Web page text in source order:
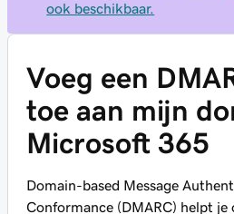
ook beschikbaar.
Voeg een
toe aan mijn
Microsoft 365
Domain-based Message
Conformance (DMARC) helpt je